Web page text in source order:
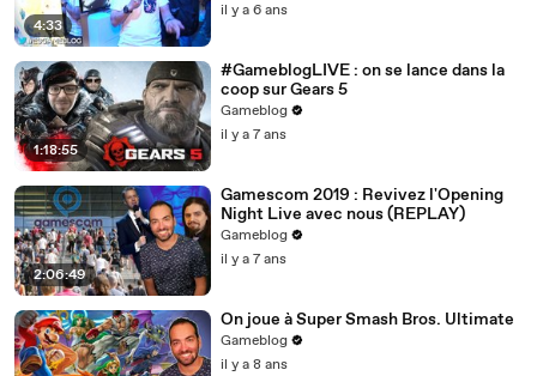
4:33
il y a 6 ans
1:18:55
#GameblogLIVE : on se lance dans la
coop sur Gears 5
Gameblog
il y a 7 ans
2:06:49
Gamescom 2019 : Revivez l'Opening
Night Live avec nous (REPLAY)
Gameblog
il y a 7 ans
On joue à Super Smash Bros. Ultimate
Gameblog
il y a 8 ans